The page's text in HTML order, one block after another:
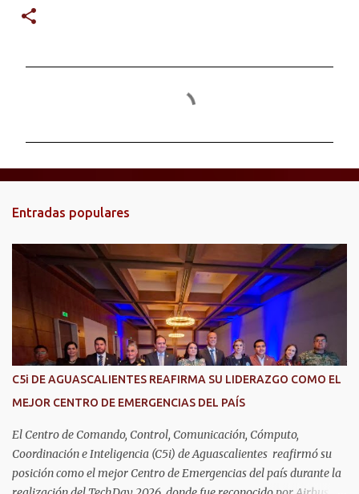
n
t
s
Entradas populares
C5i DE AGUASCALIENTES REAFIRMA SU LIDERAZGO COMO EL
MEJOR CENTRO DE EMERGENCIAS DEL PAÍS
El Centro de Comando, Control, Comunicación, Cómputo,
Coordinación e Inteligencia (C5i) de Aguascalientes reafirmó su
posición como el mejor Centro de Emergencias del país durante la